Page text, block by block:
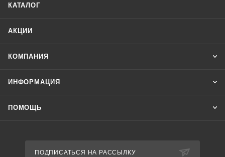
КАТАЛОГ
АКЦИИ
КОМПАНИЯ
ИНФОРМАЦИЯ
ПОМОЩЬ
ПОДПИСАТЬСЯ НА РАССЫЛКУ